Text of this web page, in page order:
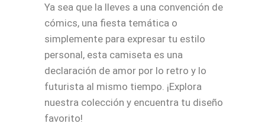
Ya sea que la lleves a una convención de
cómics, una fiesta temática o
simplemente para expresar tu estilo
personal, esta camiseta es una
declaración de amor por lo retro y lo
futurista al mismo tiempo. ¡Explora
nuestra colección y encuentra tu diseño
favorito!